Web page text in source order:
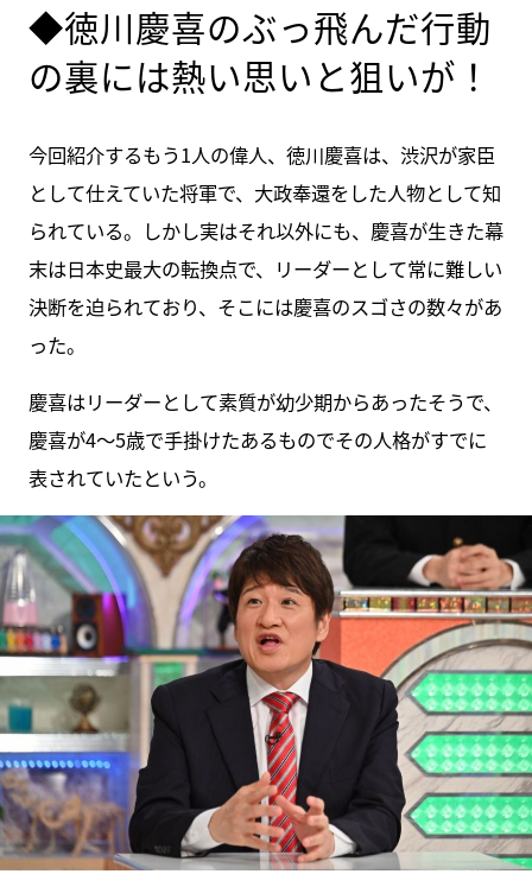
◆徳川慶喜のぶっ飛んだ行動
の裏には熱い思いと狙いが！
今回紹介するもう1人の偉人、徳川慶喜は、渋沢が家臣
として仕えていた将軍で、大政奉還をした人物として知
られている。しかし実はそれ以外にも、慶喜が生きた幕
末は日本史最大の転換点で、リーダーとして常に難しい
決断を迫られており、そこには慶喜のスゴさの数々があ
った。
慶喜はリーダーとして素質が幼少期からあったそうで、
慶喜が4～5歳で手掛けたあるものでその人格がすでに
表されていたという。